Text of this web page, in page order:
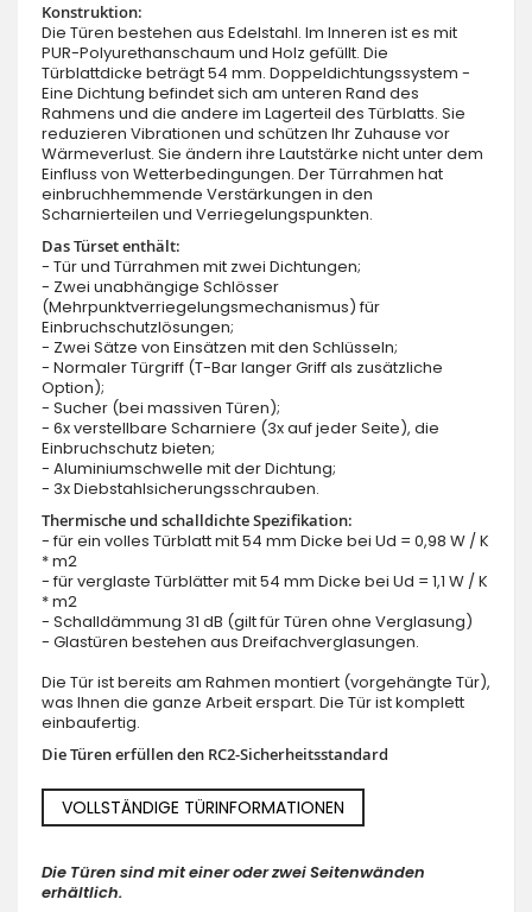
Konstruktion:
Die Türen bestehen aus Edelstahl. Im Inneren ist es mit
PUR-Polyurethanschaum und Holz gefüllt. Die
Türblattdicke beträgt 54 mm. Doppeldichtungssystem -
Eine Dichtung befindet sich am unteren Rand des
Rahmens und die andere im Lagerteil des Türblatts. Sie
reduzieren Vibrationen und schützen Ihr Zuhause vor
Wärmeverlust. Sie ändern ihre Lautstärke nicht unter dem
Einfluss von Wetterbedingungen. Der Türrahmen hat
einbruchhemmende Verstärkungen in den
Scharnierteilen und Verriegelungspunkten.
Das Türset enthält:
- Tür und Türrahmen mit zwei Dichtungen;
- Zwei unabhängige Schlösser
(Mehrpunktverriegelungsmechanismus) für
Einbruchschutzlösungen;
- Zwei Sätze von Einsätzen mit den Schlüsseln;
- Normaler Türgriff (T-Bar langer Griff als zusätzliche
Option);
- Sucher (bei massiven Türen);
- 6x verstellbare Scharniere (3x auf jeder Seite), die
Einbruchschutz bieten;
- Aluminiumschwelle mit der Dichtung;
- 3x Diebstahlsicherungsschrauben.
Thermische und schalldichte Spezifikation:
- für ein volles Türblatt mit 54 mm Dicke bei Ud = 0,98 W / K
* m2
- für verglaste Türblätter mit 54 mm Dicke bei Ud = 1,1 W / K
* m2
- Schalldämmung 31 dB (gilt für Türen ohne Verglasung)
- Glastüren bestehen aus Dreifachverglasungen.
Die Tür ist bereits am Rahmen montiert (vorgehängte Tür),
was Ihnen die ganze Arbeit erspart. Die Tür ist komplett
einbaufertig.
Die Türen erfüllen den RC2-Sicherheitsstandard
VOLLSTÄNDIGE TÜRINFORMATIONEN
Die Türen sind mit einer oder zwei Seitenwänden
erhältlich.